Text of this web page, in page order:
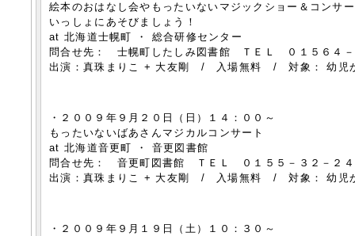
絵本のおはなし会やもったいないマジックショー＆コンサ
いっしょにあそびましょう！
at 北海道士幌町 ・ 総合研修センター
問合せ先： 士幌町したしみ図書館 ＴＥＬ ０１５６４－
出演：真珠まりこ + 大友剛 / 入場無料 / 対象： 幼児
・２００９年９月２０日（日）１４：００～
もったいないばあさんマジカルコンサート
at 北海道音更町 ・ 音更図書館
問合せ先： 音更町図書館 ＴＥＬ ０１５５－３２－２
出演：真珠まりこ + 大友剛 / 入場無料 / 対象： 幼児
・２００９年９月１９日（土）１０：３０～